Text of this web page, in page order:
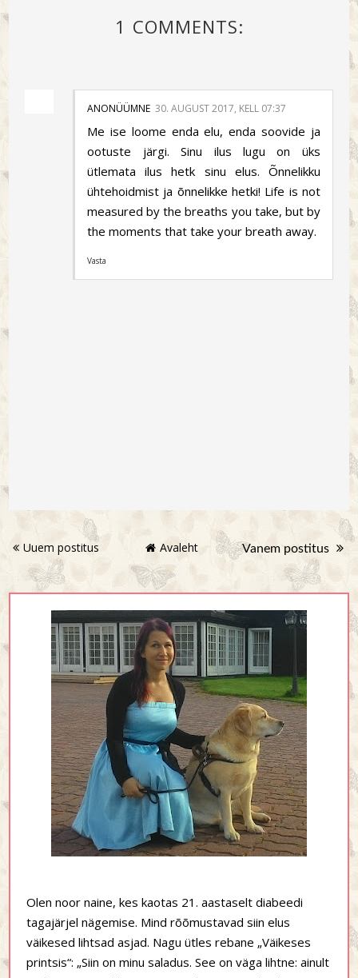
1 COMMENTS:
ANONÜÜMNE 30. AUGUST 2017, KELL 07:37
Me ise loome enda elu, enda soovide ja
ootuste järgi. Sinu ilus lugu on üks
ütlemata ilus hetk sinu elus. Õnnelikku
ühtehoidmist ja õnnelikke hetki! Life is not
measured by the breaths you take, but by
the moments that take your breath away.
Vasta
Uuem postitus Vanem postitus
Avaleht
Olen noor naine, kes kaotas 21. aastaselt diabeedi
tagajärjel nägemise. Mind rõõmustavad siin elus
väikesed lihtsad asjad. Nagu ütles rebane „Väikeses
printsis“: „Siin on minu saladus. See on väga lihtne: ainult